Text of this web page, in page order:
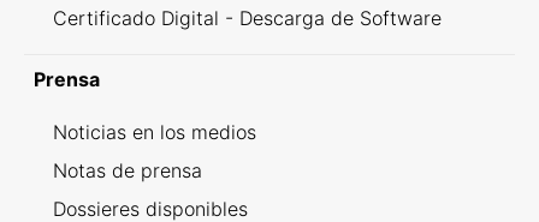
Certificado Digital - Descarga de Software
Prensa
Noticias en los medios
Notas de prensa
Dossieres disponibles